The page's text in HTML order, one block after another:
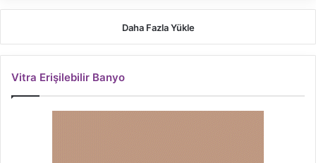
Daha Fazla Yükle
Vitra Erişilebilir Banyo